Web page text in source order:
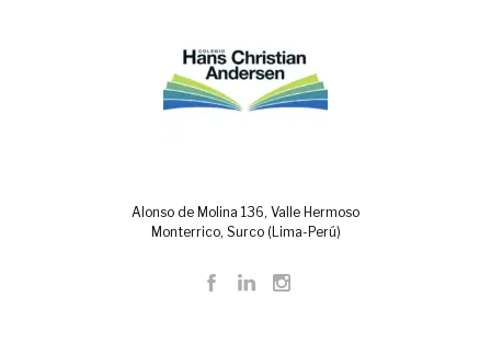
Alonso de Molina 136, Valle Hermoso
Monterrico, Surco (Lima-Perú)